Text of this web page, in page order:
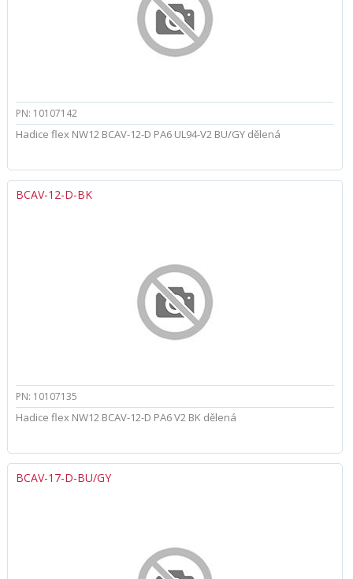
PN: 10107142
Hadice flex NW12 BCAV-12-D PA6 UL94-V2 BU/GY dělená
BCAV-12-D-BK
PN: 10107135
Hadice flex NW12 BCAV-12-D PA6 V2 BK dělená
BCAV-17-D-BU/GY